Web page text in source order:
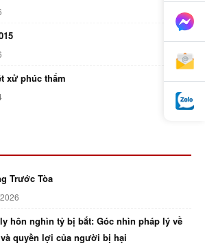
xử phúc thẩm
Trước Tòa
hôn nghìn tỷ bị bắt: Góc nhìn pháp lý về
quyền lợi của người bị hại